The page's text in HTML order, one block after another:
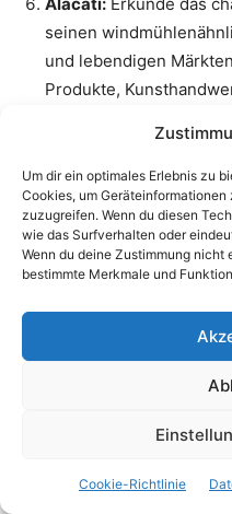
Um dir ein optimales Erlebnis zu
Cookies, um
zuzugreifen. Wenn du diesen
wie das Surfverhalten oder
Wenn du deine Zustimmung
bestimmte Merkmale und
Cookie-Richtlinie
seinen
und lebendigen
Produkte,
Strandvergnügen:
Limani Beach und der
im kristallklaren
Strand.
Nachtleben:Genieße
Cesme in den Bars,
der Küste. Cesme ist
bekannt, besonders im
von Cesme, darunter
beeindruckenden